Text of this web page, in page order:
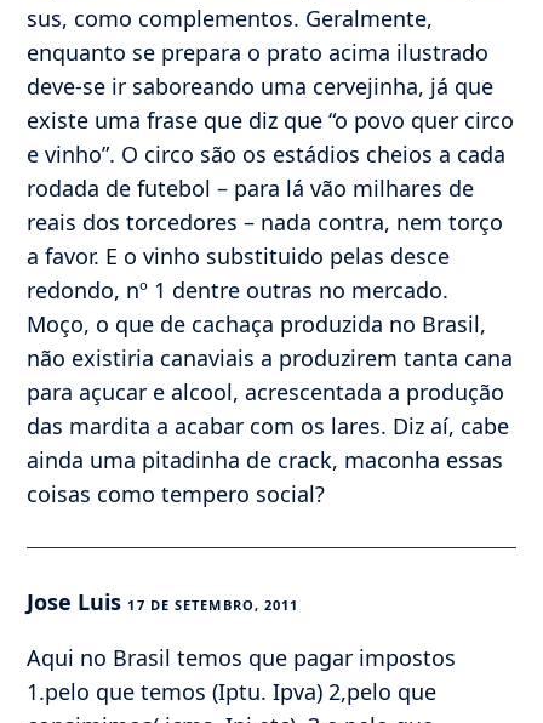
sus, como complementos. Geralmente,
enquanto se prepara o prato acima ilustrado
deve-se ir saboreando uma cervejinha, já que
existe uma frase que diz que “o povo quer circo
e vinho”. O circo são os estádios cheios a cada
rodada de futebol – para lá vão milhares de
reais dos torcedores – nada contra, nem torço
a favor. E o vinho substituido pelas desce
redondo, nº 1 dentre outras no mercado.
Moço, o que de cachaça produzida no Brasil,
não existiria canaviais a produzirem tanta cana
para açucar e alcool, acrescentada a produção
das mardita a acabar com os lares. Diz aí, cabe
ainda uma pitadinha de crack, maconha essas
coisas como tempero social?
Jose Luis17 DE SETEMBRO, 2011
Aqui no Brasil temos que pagar impostos
1.pelo que temos (Iptu. Ipva) 2,pelo que